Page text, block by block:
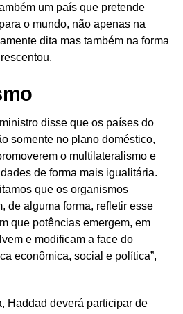
um país que pretende
o mundo, não apenas na
dita mas também na forma
disse que os países do
somente no plano doméstico,
o multilateralismo e
de forma mais igualitária.
que os organismos
de alguma forma, refletir esse
que potências emergem, em
e modificam a face do
econômica, social e política”,
Haddad deverá participar de